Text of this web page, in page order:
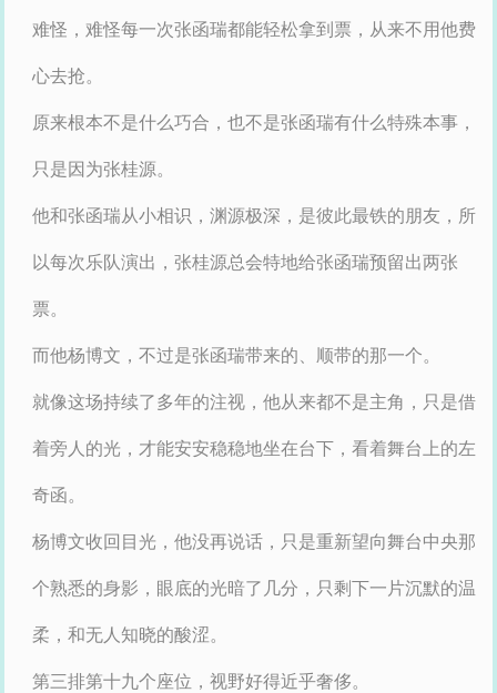
难怪，难怪每一次张函瑞都能轻松拿到票，从来不用他费
心去抢。
原来根本不是什么巧合，也不是张函瑞有什么特殊本事，
只是因为张桂源。
他和张函瑞从小相识，渊源极深，是彼此最铁的朋友，所
以每次乐队演出，张桂源总会特地给张函瑞预留出两张
票。
而他杨博文，不过是张函瑞带来的、顺带的那一个。
就像这场持续了多年的注视，他从来都不是主角，只是借
着旁人的光，才能安安稳稳地坐在台下，看着舞台上的左
奇函。
杨博文收回目光，他没再说话，只是重新望向舞台中央那
个熟悉的身影，眼底的光暗了几分，只剩下一片沉默的温
柔，和无人知晓的酸涩。
第三排第十九个座位，视野好得近乎奢侈。